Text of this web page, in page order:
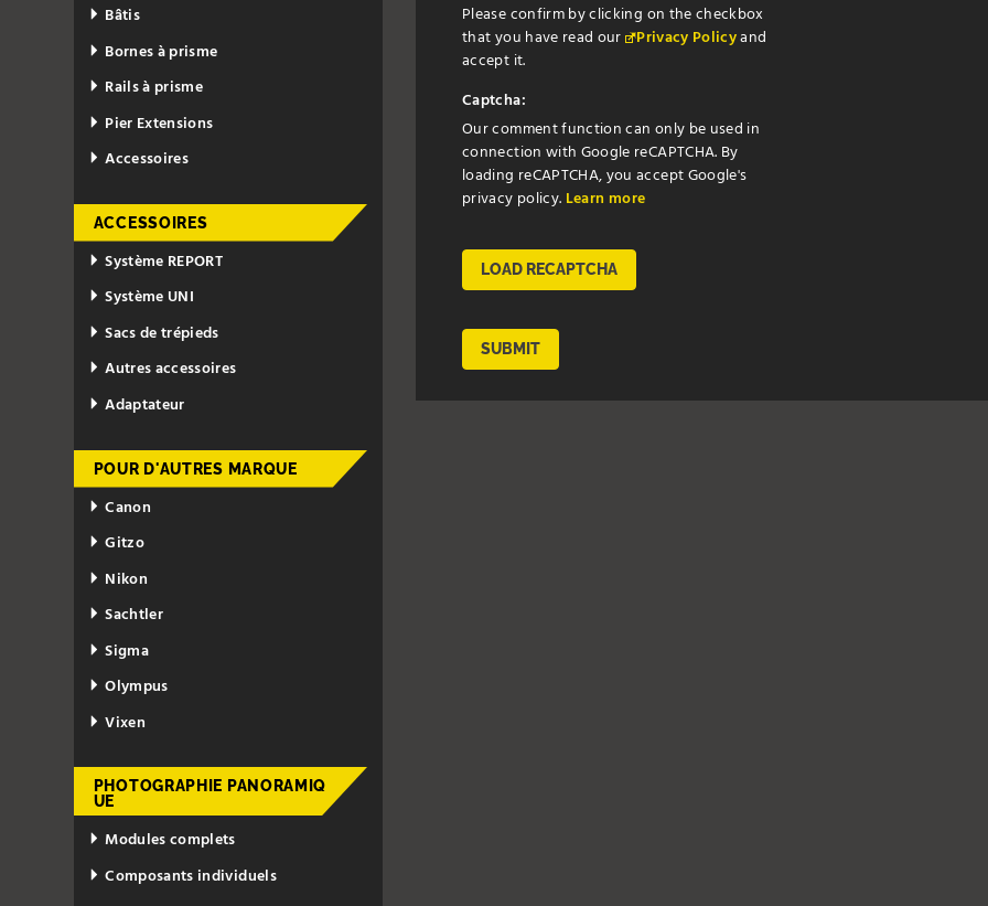
Please confirm by clicking on the checkbox
that you have read our Privacy Policyand
accept it.
Captcha:
Our comment function can only be used in
connection with Google reCAPTCHA. By
loading reCAPTCHA, you accept Google's
privacy policy. Learn more
LOAD RECAPTCHA
SUBMIT
Bâtis
Bornes à prisme
Rails à prisme
Pier Extensions
Accessoires
ACCESSOIRES
Système REPORT
Système UNI
Sacs de trépieds
Autres accessoires
Adaptateur
POUR D'AUTRES MARQUE
Canon
Gitzo
Nikon
Sachtler
Sigma
Olympus
Vixen
PHOTOGRAPHIE PANORAMIQ
UE
Modules complets
Composants individuels